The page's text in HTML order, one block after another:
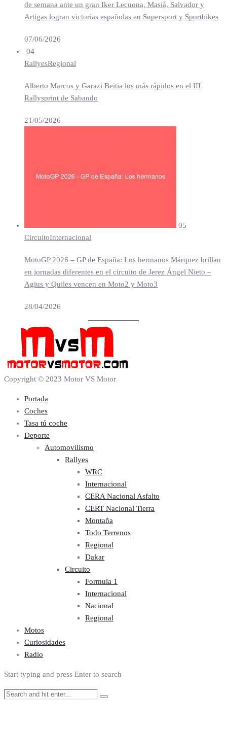
de semana ante un gran Iker Lecuona, Masiá, Salvador y
Artigas logran victorias españolas en Supersport y Sportbikes
07/06/2026
04
RallyesRegional
Alberto Marcos y Garazi Beitia los más rápidos en el III
Rallysprint de Sabando
21/05/2026
05
CircuitoInternacional
MotoGP 2026 – GP de España: Los hermanos Márquez brillan
en jornadas diferentes en el circuito de Jerez Ángel Nieto –
Agius y Quiles vencen en Moto2 y Moto3
28/04/2026
Copyright © 2023 Motor VS Motor
Portada
Coches
Tasa tú coche
Deporte
Automovilismo
Rallyes
WRC
Internacional
CERA Nacional Asfalto
CERT Nacional Tierra
Montaña
Todo Terrenos
Regional
Dakar
Circuito
Formula 1
Internacional
Nacional
Regional
Motos
Curiosidades
Radio
Start typing and press Enter to search